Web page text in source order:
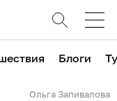
Блоги
Ольга Запивалова